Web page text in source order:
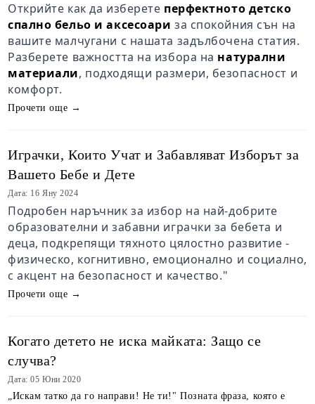
Открийте как да изберете перфектното детско
спално бельо и аксесоари за спокойния сън на
вашите малчугани с нашата задълбочена статия.
Разберете важността на избора на натурални
материали, подходящи размери, безопасност и
комфорт.
Прочети още →
Играчки, Които Учат и Забавляват Изборът за
Вашето Бебе и Дете
Дата: 16 Яну 2024
Подробен наръчник за избор на най-добрите
образователни и забавни играчки за бебета и
деца, подкрепящи тяхното цялостно развитие -
физическо, когнитивно, емоционално и социално,
с акцент на безопасност и качество."
Прочети още →
Когато детето не иска майката: Защо се
случва?
Дата: 05 Юни 2020
„Искам татко да го направи! Не ти!" Позната фраза, която е